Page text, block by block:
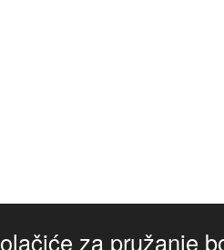
za pružanje